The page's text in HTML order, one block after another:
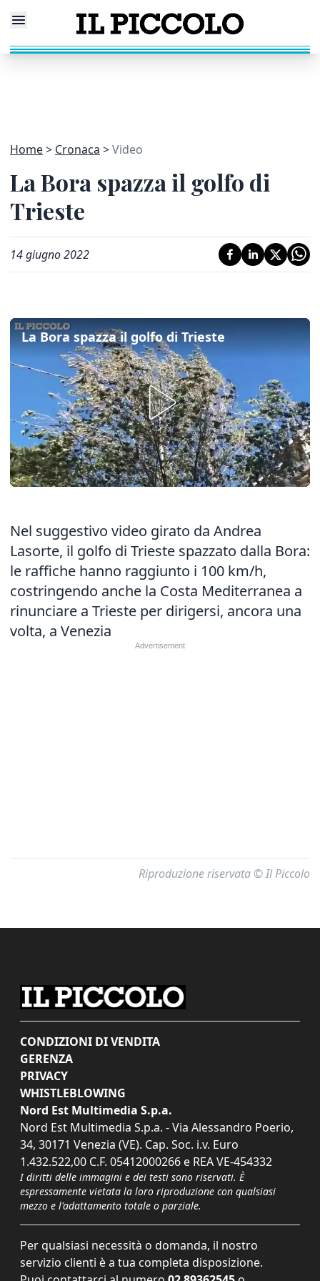
Home Cronaca Video
La Bora spazza il golfo di
Trieste
14 giugno 2022
La Bora spazza il golfo di Trieste
Nel suggestivo video girato da Andrea
Lasorte, il golfo di Trieste spazzato dalla Bora:
le raffiche hanno raggiunto i 100 km/h,
costringendo anche la Costa Mediterranea a
rinunciare a Trieste per dirigersi, ancora una
volta, a Venezia
Riproduzione riservata © Il Piccolo
CONDIZIONI DI VENDITA
GERENZA
PRIVACY
WHISTLEBLOWING
Nord Est Multimedia S.p.a.
Nord Est Multimedia S.p.a. - Via Alessandro Poerio,
34, 30171 Venezia (VE). Cap. Soc. i.v. Euro
1.432.522,00 C.F. 05412000266 e REA VE-454332
I diritti delle immagini e dei testi sono riservati. È
espressamente vietata la loro riproduzione con qualsiasi
mezzo e l'adattamento totale o parziale.
Per qualsiasi necessità o domanda, il nostro
servizio clienti è a tua completa disposizione.